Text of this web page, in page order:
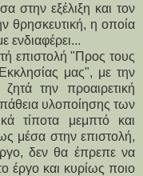
στην εξέλιξη και τον
θρησκευτική, η οποία
ενδιαφέρει...
επιστολή "Προς τους
μας", με την
την προαιρετική
υλοποίησης των
τίποτα μεμπτό και
μέσα στην επιστολή,
δεν θα έπρεπε να
έργο και κυρίως ποιο